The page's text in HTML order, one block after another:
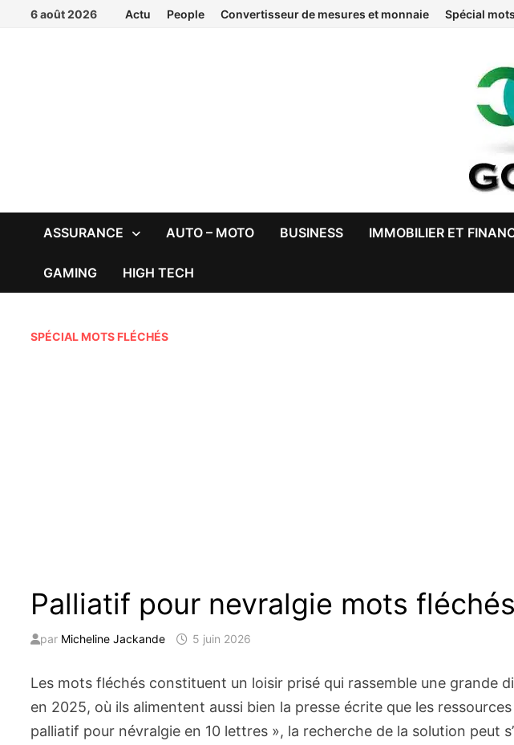
Passer6 août 2026 Actu People Convertisseur de mesures et monnaie Spécial
ASSURANCE AUTO – MOTO BUSINESS IMMOBILIER ET
GAMING HIGH TECH
SPÉCIAL MOTS FLÉCHÉS
Palliatif pour nevralgie mots fléchés
par Micheline Jackande 5 juin 2026
Les mots fléchés constituent un loisir prisé qui rassemble une grande
en 2025, où ils alimentent aussi bien la presse écrite que les
palliatif pour névralgie en 10 lettres », la recherche de la solution peut